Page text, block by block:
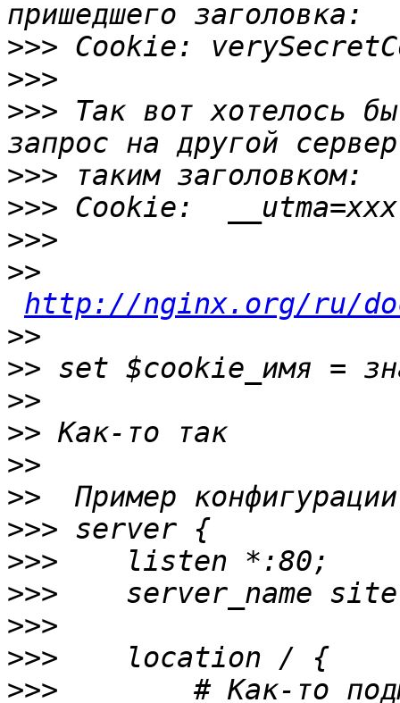
>>>
>>>
>>> Так вот хотелось
>>>
>>>
>>>
>>
http://nginx.org/ru/
>>
>>
>>
>>
>>
>>
>>>
>>>
>>>
>>>
>>>
>>>
# Как-то